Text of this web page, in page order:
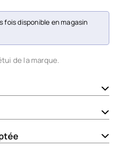
fois disponible en magasin
de la marque.